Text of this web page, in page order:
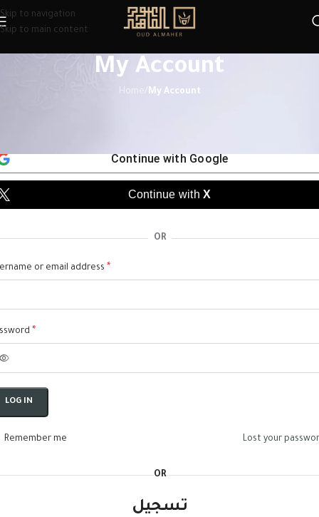
Skip to navigation
Skip to main content
My Account
Home My Account
Continue with Google
Continue withX
OR
or email address *
*
LOG IN
Lost your
Remember me
OR
تسجيل